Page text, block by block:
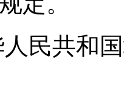
民共和